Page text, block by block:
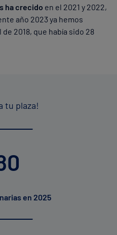
ha crecido en el 2021 y 2022,
año 2023 ya hemos
2018, que había sido 28
tu plaza!
en 2025